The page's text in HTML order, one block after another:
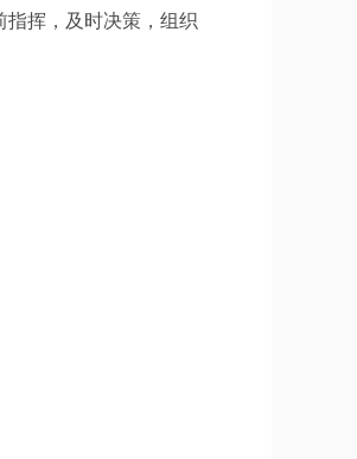
指挥，及时决策，组织